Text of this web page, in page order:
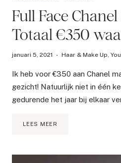
Full Face
Totaal €350
januari 5, 2021 Haar & Make Up,
Ik heb voor €350 aan Chanel
gezicht! Natuurlijk niet in één
gedurende het jaar bij elkaar
LEES MEER